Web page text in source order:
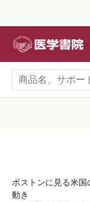
ボストンに見る米
動き